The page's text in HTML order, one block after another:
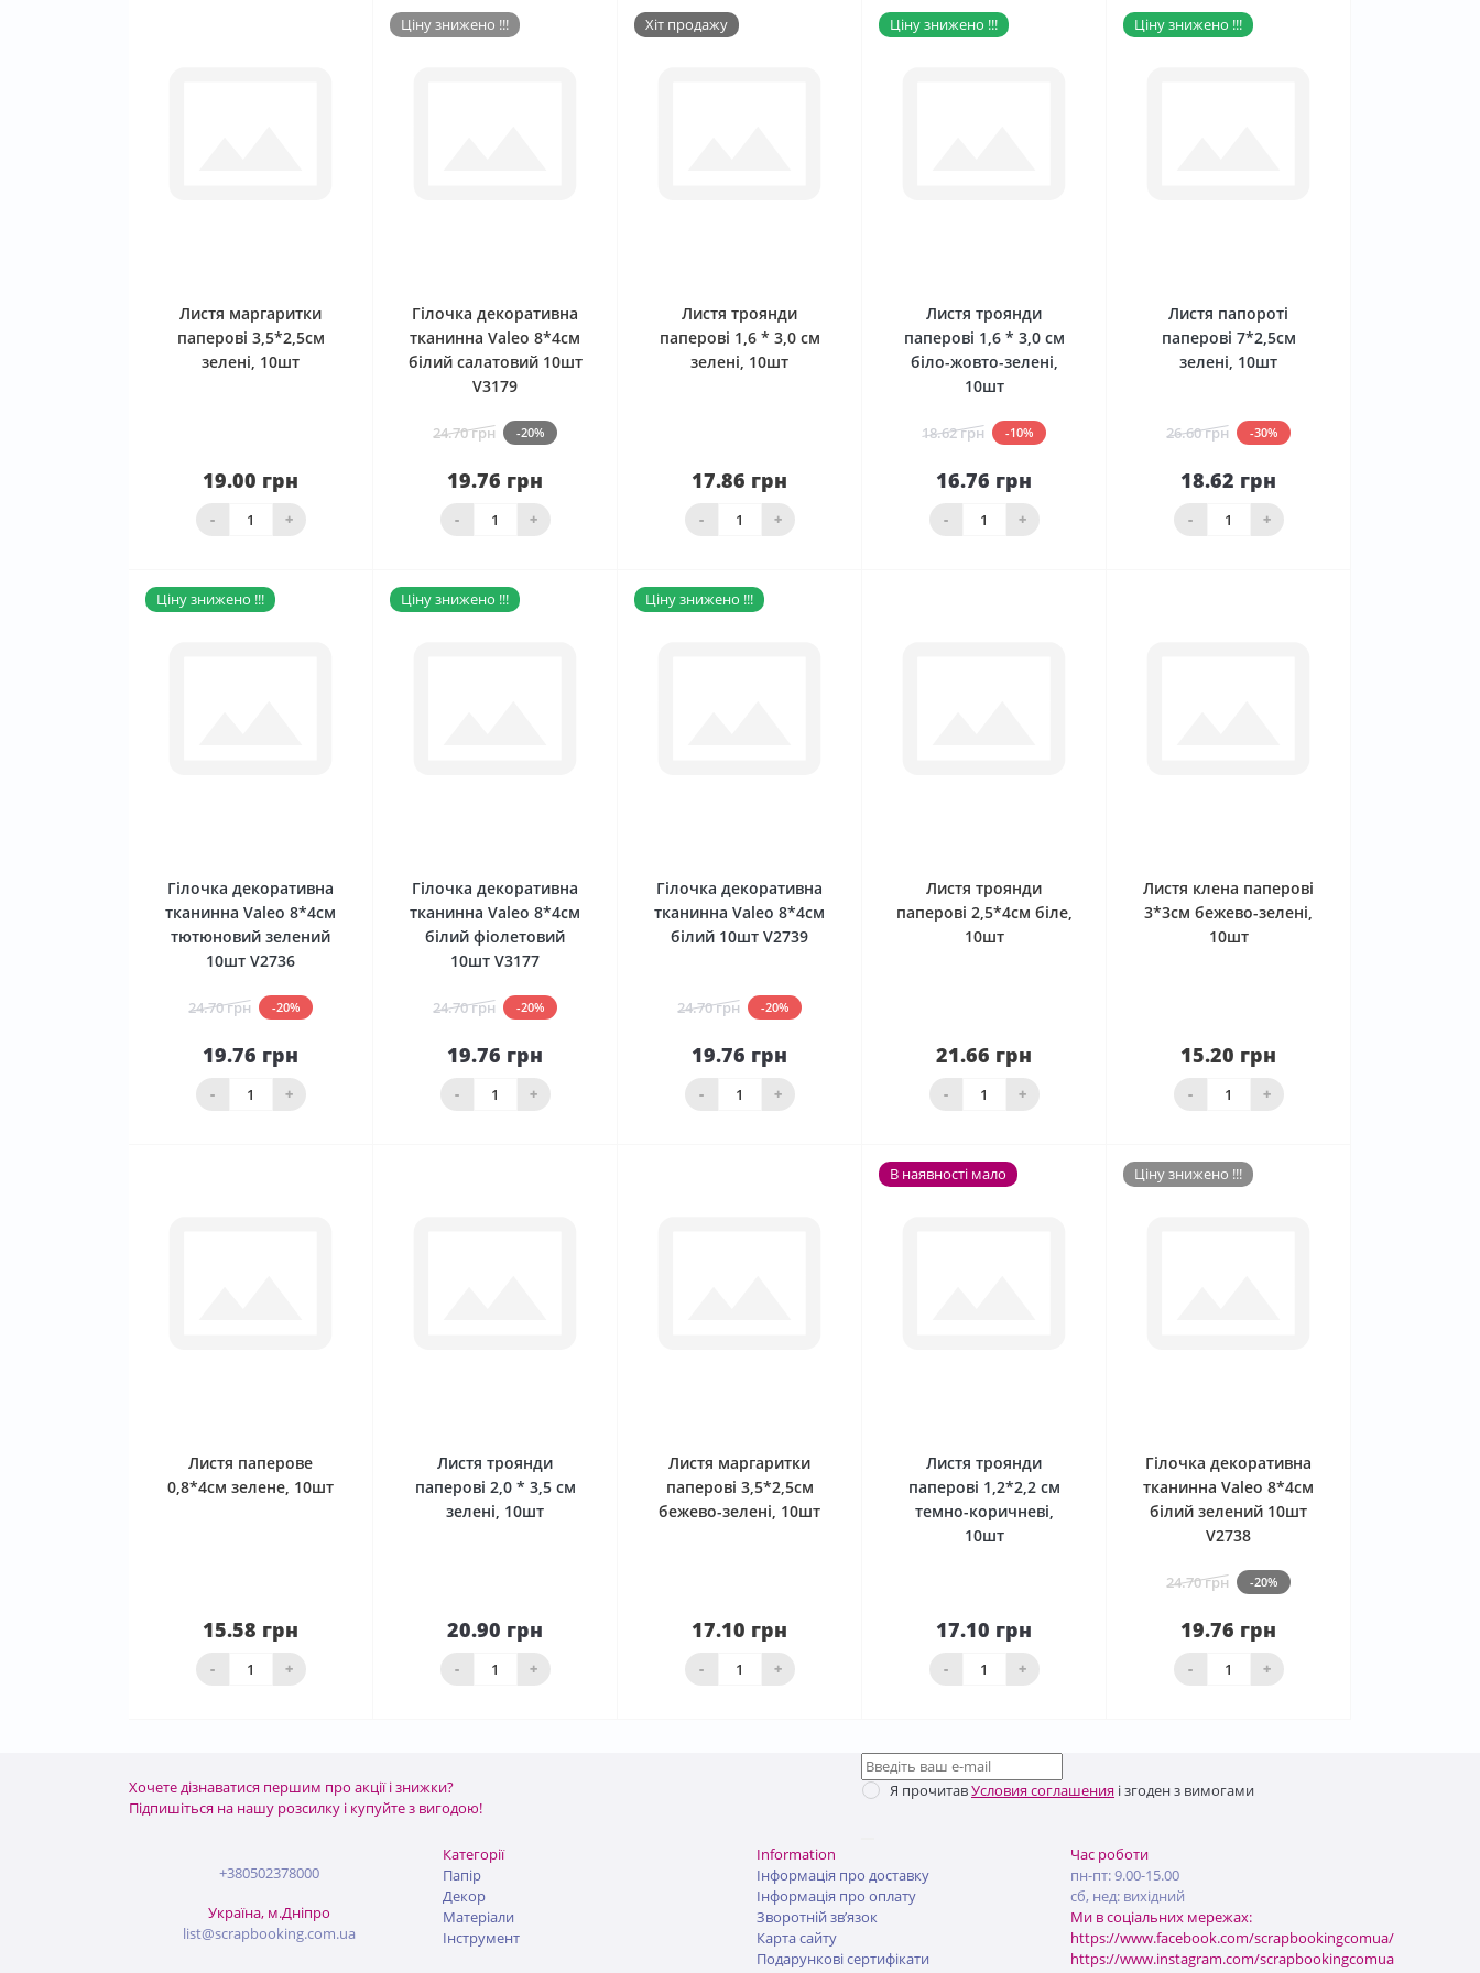
Листя маргаритки
паперові 3,5*2,5см
зелені, 10шт
19.00 грн
- +
Нема в наявності
Ціну знижено !!!
Гілочка декоративна
тканинна Valeo 8*4см
білий салатовий 10шт
V3179
24.70 грн -20%
19.76 грн
- +
Нема в наявності
Хіт продажу
Листя троянди
паперові 1,6 * 3,0 см
зелені, 10шт
17.86 грн
- +
Нема в наявності
Ціну знижено !!!
Листя троянди
паперові 1,6 * 3,0 см
біло-жовто-зелені,
10шт
18.62 грн -10%
16.76 грн
- +
До
кошика
Ціну знижено !!!
Листя папороті
паперові 7*2,5см
зелені, 10шт
26.60 грн -30%
18.62 грн
- +
До
кошика
Ціну знижено !!!
Гілочка декоративна
тканинна Valeo 8*4см
тютюновий зелений
10шт V2736
24.70 грн -20%
19.76 грн
- +
До
кошика
Ціну знижено !!!
Гілочка декоративна
тканинна Valeo 8*4см
білий фіолетовий
10шт V3177
24.70 грн -20%
19.76 грн
- +
До
кошика
Ціну знижено !!!
Гілочка декоративна
тканинна Valeo 8*4см
білий 10шт V2739
24.70 грн -20%
19.76 грн
- +
До
кошика
Листя троянди
паперові 2,5*4см біле,
10шт
21.66 грн
- +
Нема в наявності
Листя клена паперові
3*3см бежево-зелені,
10шт
15.20 грн
- +
Нема в наявності
Листя паперове
0,8*4см зелене, 10шт
15.58 грн
- +
Нема в наявності
Листя троянди
паперові 2,0 * 3,5 см
зелені, 10шт
20.90 грн
- +
До
кошика
Листя маргаритки
паперові 3,5*2,5см
бежево-зелені, 10шт
17.10 грн
- +
Нема в наявності
В наявності мало
Листя троянди
паперові 1,2*2,2 см
темно-коричневі,
10шт
17.10 грн
- +
До
кошика
Ціну знижено !!!
Гілочка декоративна
тканинна Valeo 8*4см
білий зелений 10шт
V2738
24.70 грн -20%
19.76 грн
- +
Нема в наявності
Хочете дізнаватися першим про акції і знижки?
Підпишіться на нашу розсилку і купуйте з вигодою!
Я прочитавУсловия соглашения і згоден з вимогами
+380502378000
Україна, м.Дніпро
list@scrapbooking.com.ua
Категорії
Папір
Декор
Матеріали
Інструмент
Information
Інформація про доставку
Інформація про оплату
Зворотній зв’язок
Карта сайту
Подарункові сертифікати
Час роботи
пн-пт: 9.00-15.00
сб, нед: вихідний
Ми в соціальних мережах:
https://www.facebook.com/scrapbookingcomua/
https://www.instagram.com/scrapbookingcomua